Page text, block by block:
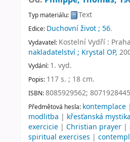
Typ materiálu: Text
Edice: Duchovní život ; 56.
Vydavatel: Kostelní Vydří :
nakladatelství ; Krystal OP,
Vydání: 1. vyd.
Popis: 117 s. ; 18 cm.
ISBN:8085929562;
Předmětová hesla: kontemplace |
modlitba | křesťanská mystika
exercicie | Christian prayer |
spiritual exercises |